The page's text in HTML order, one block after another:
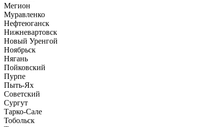
Мегион
Муравленко
Нефтеюганск
Нижневартовск
Новый Уренгой
Ноябрьск
Нягань
Пойковский
Пурпе
Пыть-Ях
Советский
Сургут
Тарко-Сале
Тобольск